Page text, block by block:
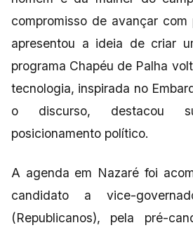
compromisso de avançar
apresentou a ideia de criar
programa Chapéu de Palha
tecnologia, inspirada no
o discurso, destacou
posicionamento político.
A agenda em Nazaré foi
candidato a vice-
(Republicanos), pela pré-